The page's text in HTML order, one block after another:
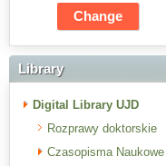
Library
Digital Library UJD
Rozprawy doktorskie
Czasopisma Naukowe